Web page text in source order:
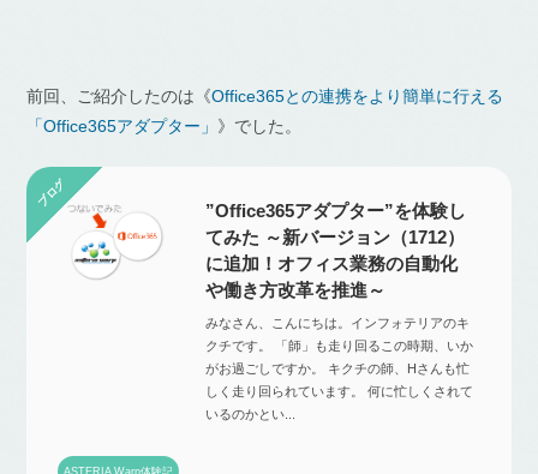
前回、ご紹介したのは《Office365との連携をより簡単に行える
「Office365アダプター」 》でした。
”Office365アダプター”を体験し
てみた ～新バージョン（1712）
に追加！オフィス業務の自動化
や働き方改革を推進～
みなさん、こんにちは。インフォテリアのキ
クチです。 「師」も走り回るこの時期、いか
がお過ごしですか。 キクチの師、Hさんも忙
しく走り回られています。 何に忙しくされて
いるのかとい...
ASTERIA Warp体験記